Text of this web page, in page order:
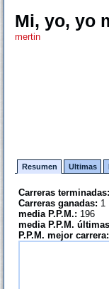
Mi, yo, yo
mertin
Resumen Ultimas
Carreras terminadas:
Carreras ganadas: 1
media P.P.M.: 196
media P.P.M.
P.P.M. mejor carrera: